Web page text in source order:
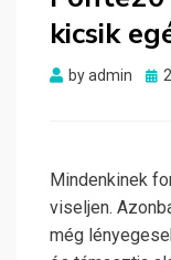
kicsik
byadmin
Mindenkinek
viseljen.
még